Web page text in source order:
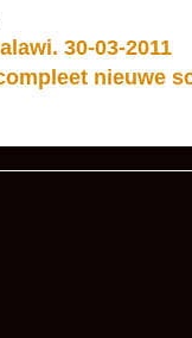
30-03-2011
nieuwe